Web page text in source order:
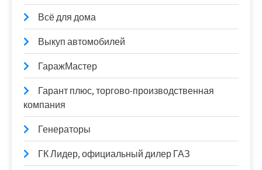
Всё для дома
Выкуп автомобилей
ГаражМастер
Гарант плюс, торгово-производственная
компания
Генераторы
ГК Лидер, официальный дилер ГАЗ